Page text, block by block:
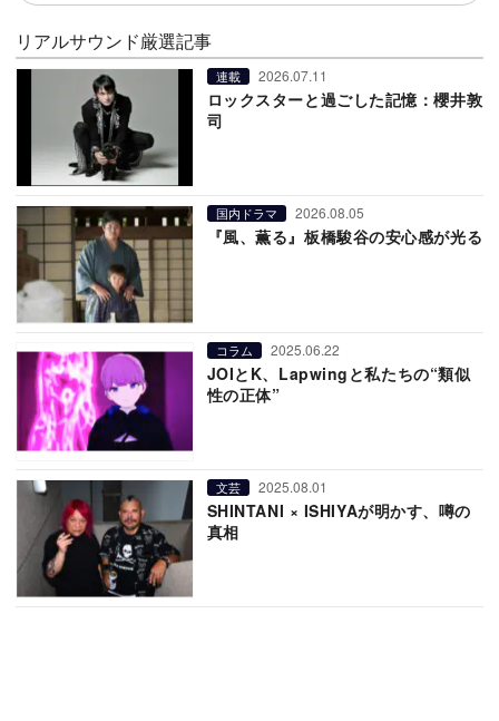
リアルサウンド厳選記事
連載 2026.07.11
ロックスターと過ごした記憶：櫻井敦
司
国内ドラマ 2026.08.05
『風、薫る』板橋駿谷の安心感が光る
コラム 2025.06.22
JOIとK、Lapwingと私たちの“類似
性の正体”
文芸 2025.08.01
SHINTANI × ISHIYAが明かす、噂の
真相